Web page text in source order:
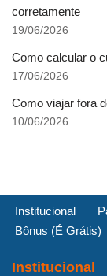
corretamente
19/06/2026
Como calcular o
17/06/2026
Como viajar fora
10/06/2026
Institucional
Bônus (É Grátis)
Institucional